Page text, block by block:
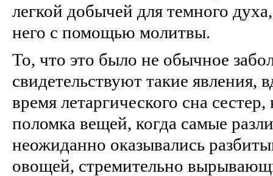
легкой добычей для темного
него с помощью молитвы.
То, что это было не обычное
свидетельствуют такие явления,
время летаргического сна
поломка вещей, когда самые
неожиданно оказывались
овощей, стремительно